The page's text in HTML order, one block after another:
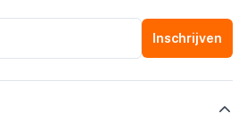
Inschrijven